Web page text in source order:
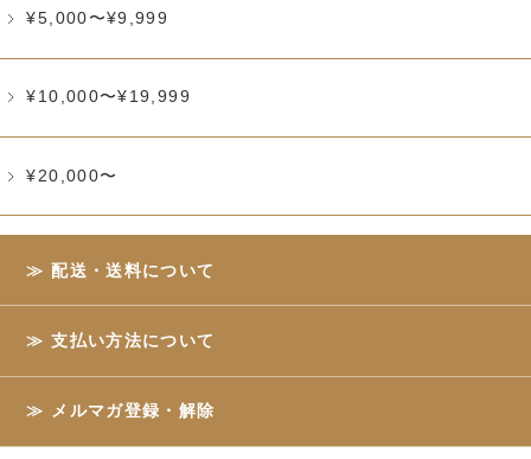
¥5,000〜¥9,999
¥10,000〜¥19,999
¥20,000〜
配送・送料について
支払い方法について
メルマガ登録・解除